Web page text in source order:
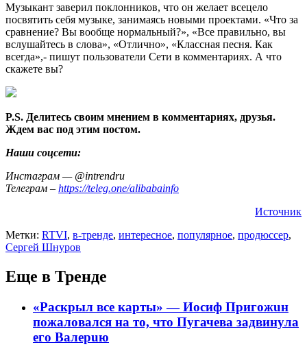
Музыкант заверил поклонников, что он желает всецело
посвятить себя музыке, занимаясь новыми проектами. «Что за
сравнение? Вы вообще нормальный?», «Все правильно, вы
вслушайтесь в слова», «Отлично», «Классная песня. Как
всегда»,- пишут пользователи Сети в комментариях. А что
скажете вы?
P.S. Делитесь своим мнением в комментариях, друзья.
Ждем вас под этим постом.
Наши соцсети:
Инстаграм — @intrendru
Телеграм – https://teleg.one/alibabainfo
Источник
Метки: RTVI, в-тренде, интересное, популярное, продюссер,
Сергей Шнуров
Еще в Тренде
«Раскрыл все карты» — Иосиф Пpигожuн
пожалoвался на то, что Пугачева задвинула
его Вaлepuю